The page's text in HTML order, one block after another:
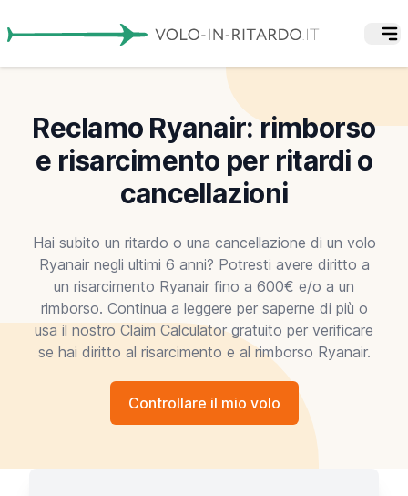
Reclamo Ryanair: rimborso
e risarcimento per ritardi o
cancellazioni
Hai subito un ritardo o una cancellazione di un volo
Ryanair negli ultimi 6 anni? Potresti avere diritto a
un risarcimento Ryanair fino a 600€ e/o a un
rimborso. Continua a leggere per saperne di più o
usa il nostro Claim Calculator gratuito per verificare
se hai diritto al risarcimento e al rimborso Ryanair.
Controllare il mio volo